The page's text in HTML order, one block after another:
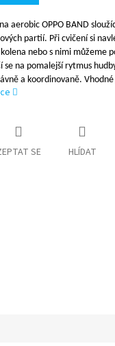
aerobic OPPO BAND
partií. Při cvičení si
nebo s nimi můžeme
se na pomalejší rytmus
a koordinovaně.
SE HLÍDAT